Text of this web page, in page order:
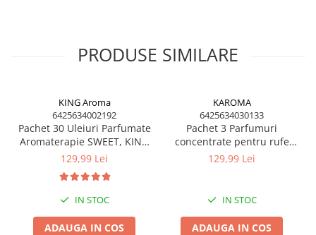
PRODUSE SIMILARE
KING Aroma
6425634002192
Pachet 30 Uleiuri Parfumate
Aromaterapie SWEET, KING
Aroma – Mix Gurmand și
129,99 Lei
IN STOC
ADAUGA IN COS
KAROMA
6425634030133
Pachet 3 Parfumuri
concentrate pentru rufe
KAROMA - Magic, Ocean,
129,99 Lei
IN STOC
ADAUGA IN COS